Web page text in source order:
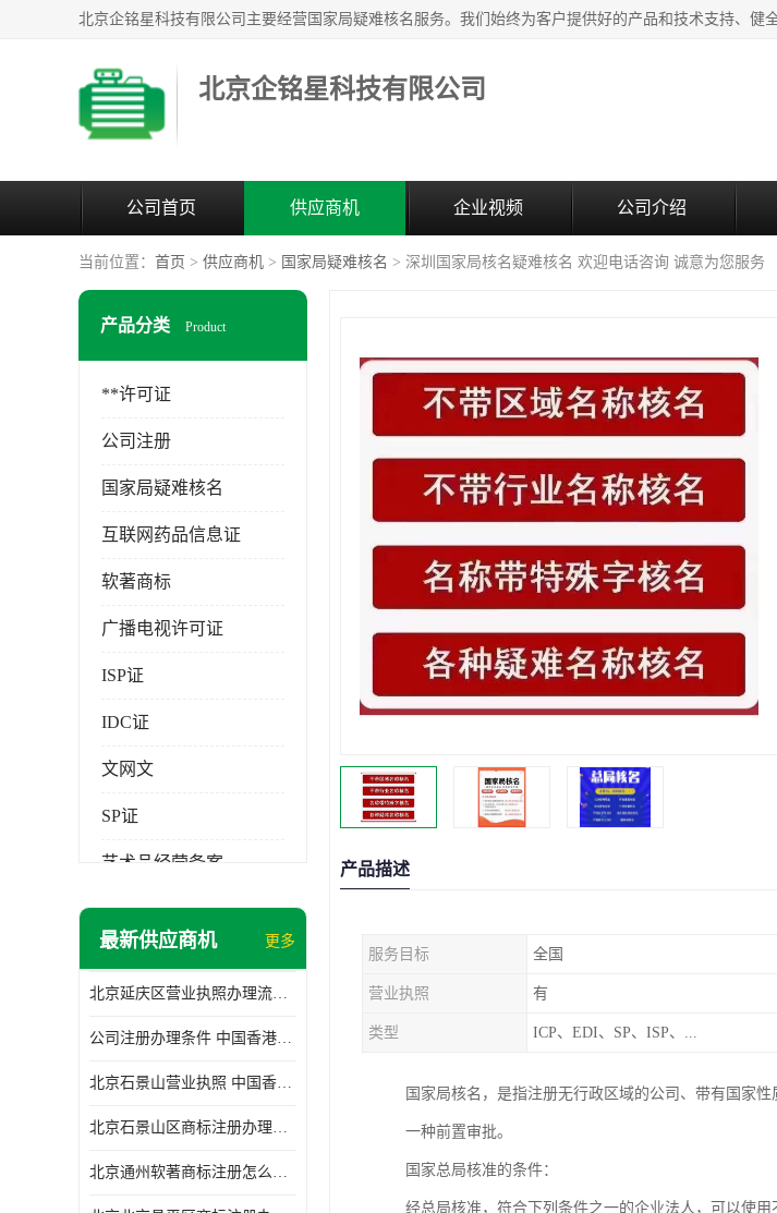
北京企铭星科技有限公司
公司首页 供应商机 企业视频 公司介绍
当前位置： 首页 > 供应商机 > 国家局疑难核名 > 深圳国家局核名疑难核名 欢迎电话咨询 诚意为您服务
产品分类 Product
**许可证
公司注册
国家局疑难核名
互联网药品信息证
软著商标
广播电视许可证
ISP证
IDC证
文网文
SP证
艺术品经营备案
最新供应商机 更多
北京延庆区营业执照办理流程 中国香港公司注销 欢迎电话咨询
公司注册办理条件 中国香港公司注册 欢迎电话咨询
北京石景山营业执照 中国香港公司转股 欢迎电话咨询
北京石景山区商标注册办理流程
北京通州软著商标注册怎么办理流程
产品描述
服务目标 全国
营业执照 有
类型 ICP、EDI、SP、ISP、...
国家局核名，是指注册无行政区域的公司、带有国家
一种前置审批。
国家总局核准的条件：
经总局核准，符合下列条件之一的企业法人，可以使用